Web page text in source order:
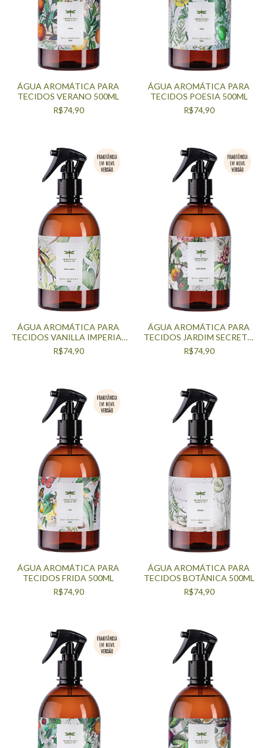
ÁGUA AROMÁTICA PARA
TECIDOS VERANO 500ML
R$74,90
ÁGUA AROMÁTICA PARA
TECIDOS POESIA 500ML
R$74,90
ÁGUA AROMÁTICA PARA
TECIDOS VANILLA IMPERIAL
500ML
R$74,90
ÁGUA AROMÁTICA PARA
TECIDOS JARDIM SECRETO
500ML
R$74,90
ÁGUA AROMÁTICA PARA
TECIDOS FRIDA 500ML
R$74,90
ÁGUA AROMÁTICA PARA
TECIDOS BOTÂNICA 500ML
R$74,90